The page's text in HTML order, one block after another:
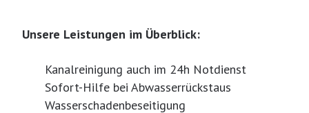
Unsere Leistungen im Überblick:
Kanalreinigung auch im 24h Notdienst
Sofort-Hilfe bei Abwasserrückstaus
Wasserschadenbeseitigung